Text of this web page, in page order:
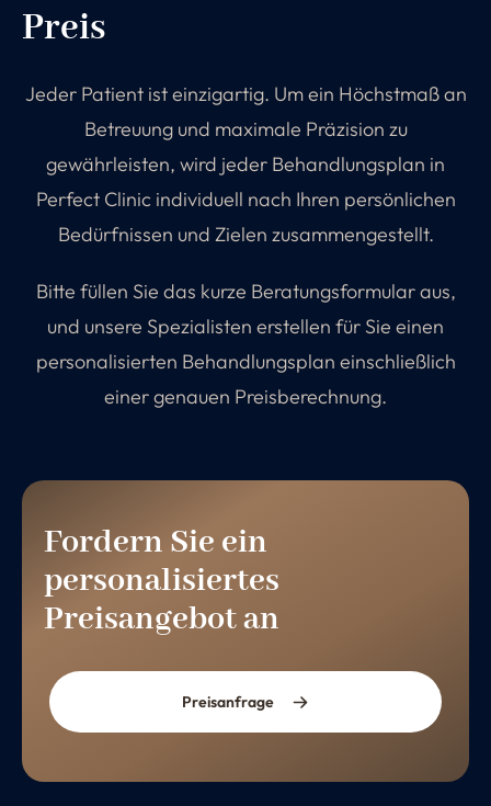
Preis
Jeder Patient ist einzigartig. Um ein Höchstmaß an
Betreuung und maximale Präzision zu
gewährleisten, wird jeder Behandlungsplan in
Perfect Clinic individuell nach Ihren persönlichen
Bedürfnissen und Zielen zusammengestellt.
Bitte füllen Sie das kurze Beratungsformular aus,
und unsere Spezialisten erstellen für Sie einen
personalisierten Behandlungsplan einschließlich
einer genauen Preisberechnung.
Fordern Sie ein
personalisiertes
Preisangebot an
Preisanfrage